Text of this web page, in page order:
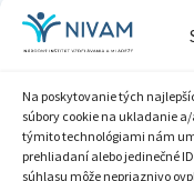
Na poskytovanie tých
súbory cookie na ukladanie
týmito technológiami nám
prehliadaní alebo jedinečné
súhlasu môže nepriaznivo
IČO: 00164348
DIČ: 2020798714